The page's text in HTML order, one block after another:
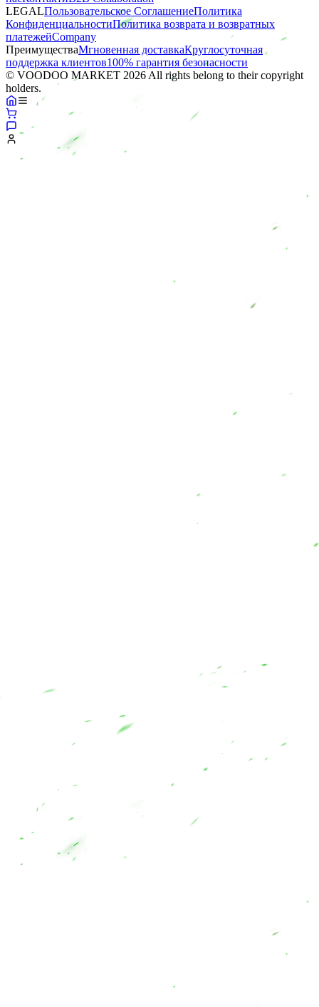
LEGALПользовательское СоглашениеПолитика
КонфиденциальностиПолитика возврата и возвратных
платежейCompany
ПреимуществаМгновенная доставкаКруглосуточная
поддержка клиентов100% гарантия безопасности
© VOODOO MARKET 2026 All rights belong to their copyright
holders.